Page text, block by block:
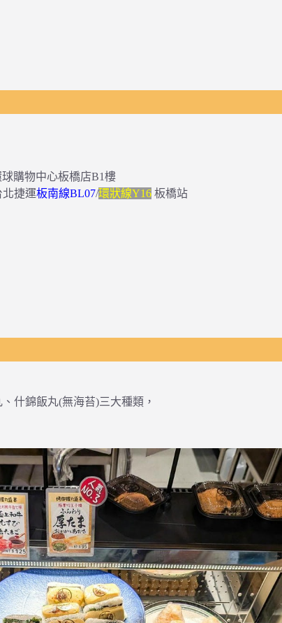
購物中心板橋店B1樓
捷運板南線BL07/環狀線Y16 板橋站
什錦飯丸(無海苔)三大種類，